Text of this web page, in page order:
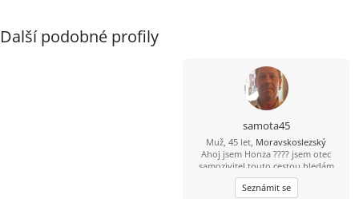
Další podobné profily
samota45
Muž, 45 let, Moravskoslezský
Ahoj jsem Honza ???? jsem otec
samozivitel touto cestou hledám
lásku porozumění a upsymnost.
Seznámit se